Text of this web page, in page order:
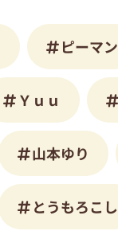
ピーマン
Ｙｕｕ
山本ゆり
とうもろこし